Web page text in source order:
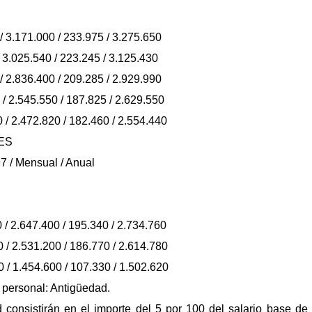
/ 233.975 / 3.275.650
/ 223.245 / 3.125.430
/ 209.285 / 2.929.990
2.545.550 / 187.825 / 2.629.550
2.472.820 / 182.460 / 2.554.440
/ Mensual / Anual
2.647.400 / 195.340 / 2.734.760
2.531.200 / 186.770 / 2.614.780
1.454.600 / 107.330 / 1.502.620
Antigüedad.
consistirán en el importe del 5 por 100 del salario base